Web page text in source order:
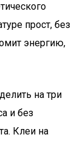
прост, без
энергию,
на три
и без
Клеи на